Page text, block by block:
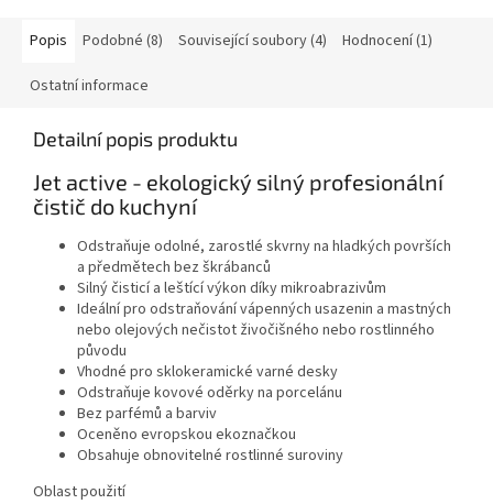
Popis Podobné (8) Související soubory (4) Hodnocení (1)
Ostatní informace
Detailní popis produktu
Jet active - ekologický silný profesionální
čistič do kuchyní
Odstraňuje odolné, zarostlé skvrny na hladkých površích
a předmětech bez škrábanců
Silný čisticí a leštící výkon díky mikroabrazivům
Ideální pro odstraňování vápenných usazenin a mastných
nebo olejových nečistot živočišného nebo rostlinného
původu
Vhodné pro sklokeramické varné desky
Odstraňuje kovové oděrky na porcelánu
Bez parfémů a barviv
Oceněno evropskou ekoznačkou
Obsahuje obnovitelné rostlinné suroviny
Oblast použití